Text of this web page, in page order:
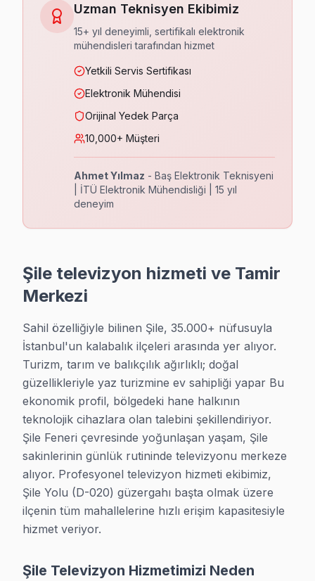
Sahilköy TV Servis
Sahilköy'deki TV kullanıcılarına 40+ markada
Satıköy TV Servis
Şile'nın Satıköy bölgesinde çalışan teknik ekibimiz her
Soğuksu TV Servis
Şile'da Soğuksu mahallesi ekibimizin en sık karşılaştığı
Soğuksu bölgesi TV Servis →
Şile Merkez bölgesi TV Servis →
Üsküplü mahallesi için TV tamiri randevusu almak çok
Üsküplü bölgesi TV Servis →
Şile Bölgesinde Tüm TV Markaları
· Şile Sony Servisi
· Şile Philips Servisi
· Şile Hi-Level Servisi
· Şile iFFALCON Servisi
Uzman Teknisyen Ekibimiz
15+ yıl deneyimli, sertifikalı elektronik
mühendisleri tarafından hizmet
Yetkili Servis Sertifikası
Elektronik Mühendisi
Orijinal Yedek Parça
10,000+ Müşteri
Ahmet Yılmaz - Baş Elektronik Teknisyeni
| İTÜ Elektronik Mühendisliği | 15 yıl
deneyim
Şile televizyon hizmeti ve Tamir
Merkezi
Sahil özelliğiyle bilinen Şile, 35.000+ nüfusuyla
İstanbul'un kalabalık ilçeleri arasında yer alıyor.
Turizm, tarım ve balıkçılık ağırlıklı; doğal
güzellikleriyle yaz turizmine ev sahipliği yapar Bu
ekonomik profil, bölgedeki hane halkının
teknolojik cihazlara olan talebini şekillendiriyor.
Şile Feneri çevresinde yoğunlaşan yaşam, Şile
sakinlerinin günlük rutininde televizyonu merkeze
alıyor. Profesyonel televizyon hizmeti ekibimiz,
Şile Yolu (D-020) güzergahı başta olmak üzere
ilçenin tüm mahallelerine hızlı erişim kapasitesiyle
hizmet veriyor.
Şile Televizyon Hizmetimizi Neden